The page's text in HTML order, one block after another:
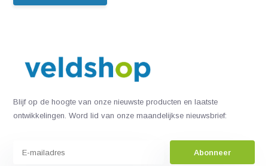
Blijf op de hoogte van onze nieuwste producten en laatste
ontwikkelingen. Word lid van onze maandelijkse nieuwsbrief:
Abonneer